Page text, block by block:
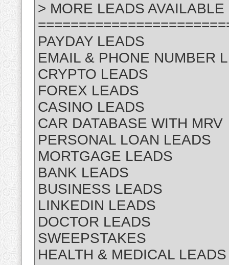
> MORE LEADS AVAILABLE
PAYDAY LEADS
EMAIL & PHONE NUMBER
CRYPTO LEADS
FOREX LEADS
CASINO LEADS
CAR DATABASE WITH MRV
PERSONAL LOAN LEADS
MORTGAGE LEADS
BANK LEADS
BUSINESS LEADS
LINKEDIN LEADS
DOCTOR LEADS
SWEEPSTAKES
HEALTH & MEDICAL LEADS